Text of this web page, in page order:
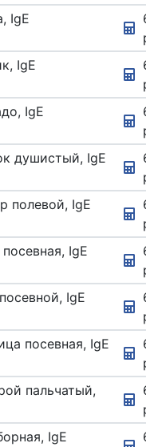
IgE
IgE
IgE
душистый, IgE
полевой, IgE
IgE
IgE
посевная, IgE
пальчатый,
IgE